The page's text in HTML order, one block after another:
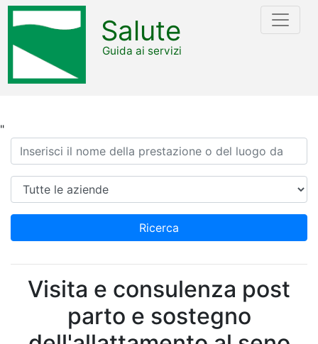
"
Salute
Guida ai servizi
Ricerca
Azienda
Ricerca
Visita e consulenza post
parto e sostegno